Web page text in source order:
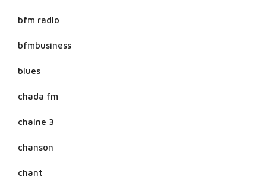
bfm radio
bfmbusiness
blues
chada fm
chaine 3
chanson
chant